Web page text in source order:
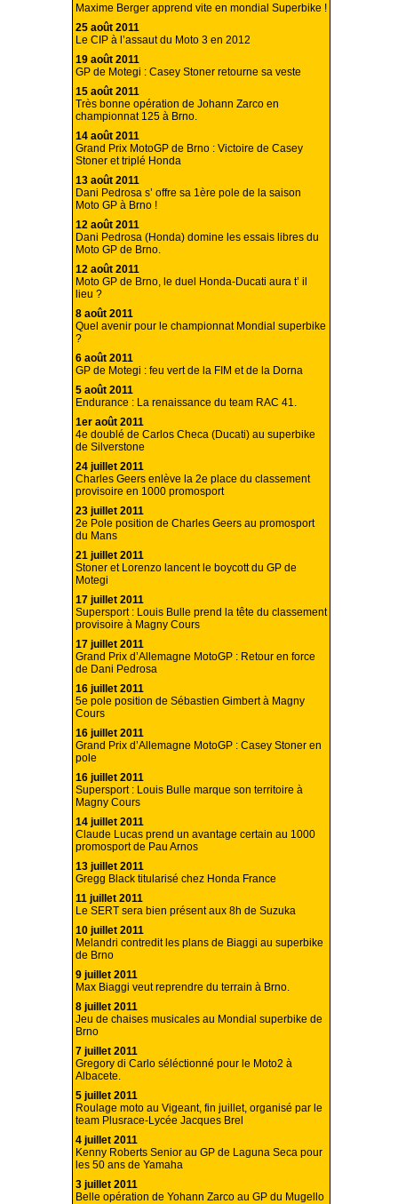
Maxime Berger apprend vite en mondial Superbike !
25 août 2011
Le CIP à l’assaut du Moto 3 en 2012
19 août 2011
GP de Motegi : Casey Stoner retourne sa veste
15 août 2011
Très bonne opération de Johann Zarco en
championnat 125 à Brno.
14 août 2011
Grand Prix MotoGP de Brno : Victoire de Casey
Stoner et triplé Honda
13 août 2011
Dani Pedrosa s’ offre sa 1ère pole de la saison
Moto GP à Brno !
12 août 2011
Dani Pedrosa (Honda) domine les essais libres du
Moto GP de Brno.
12 août 2011
Moto GP de Brno, le duel Honda-Ducati aura t’ il
lieu ?
8 août 2011
Quel avenir pour le championnat Mondial superbike
?
6 août 2011
GP de Motegi : feu vert de la FIM et de la Dorna
5 août 2011
Endurance : La renaissance du team RAC 41.
1er août 2011
4e doublé de Carlos Checa (Ducati) au superbike
de Silverstone
24 juillet 2011
Charles Geers enlève la 2e place du classement
provisoire en 1000 promosport
23 juillet 2011
2e Pole position de Charles Geers au promosport
du Mans
21 juillet 2011
Stoner et Lorenzo lancent le boycott du GP de
Motegi
17 juillet 2011
Supersport : Louis Bulle prend la tête du classement
provisoire à Magny Cours
17 juillet 2011
Grand Prix d’Allemagne MotoGP : Retour en force
de Dani Pedrosa
16 juillet 2011
5e pole position de Sébastien Gimbert à Magny
Cours
16 juillet 2011
Grand Prix d’Allemagne MotoGP : Casey Stoner en
pole
16 juillet 2011
Supersport : Louis Bulle marque son territoire à
Magny Cours
14 juillet 2011
Claude Lucas prend un avantage certain au 1000
promosport de Pau Arnos
13 juillet 2011
Gregg Black titularisé chez Honda France
11 juillet 2011
Le SERT sera bien présent aux 8h de Suzuka
10 juillet 2011
Melandri contredit les plans de Biaggi au superbike
de Brno
9 juillet 2011
Max Biaggi veut reprendre du terrain à Brno.
8 juillet 2011
Jeu de chaises musicales au Mondial superbike de
Brno
7 juillet 2011
Gregory di Carlo séléctionné pour le Moto2 à
Albacete.
5 juillet 2011
Roulage moto au Vigeant, fin juillet, organisé par le
team Plusrace-Lycée Jacques Brel
4 juillet 2011
Kenny Roberts Senior au GP de Laguna Seca pour
les 50 ans de Yamaha
3 juillet 2011
Belle opération de Yohann Zarco au GP du Mugello